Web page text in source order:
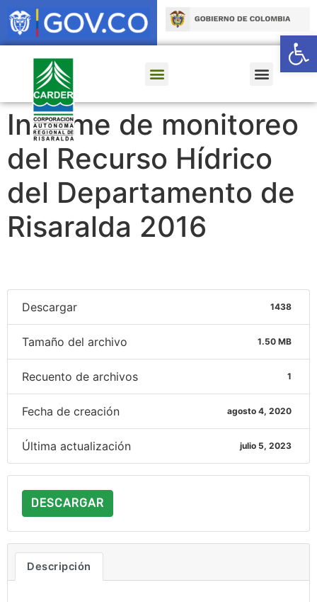
Informe de monitoreo
del Recurso Hídrico
del Departamento de
Risaralda 2016
Descargar 1438
Tamaño del archivo 1.50 MB
Recuento de archivos 1
Fecha de creación agosto 4, 2020
Última actualización julio 5, 2023
DESCARGAR
Descripción